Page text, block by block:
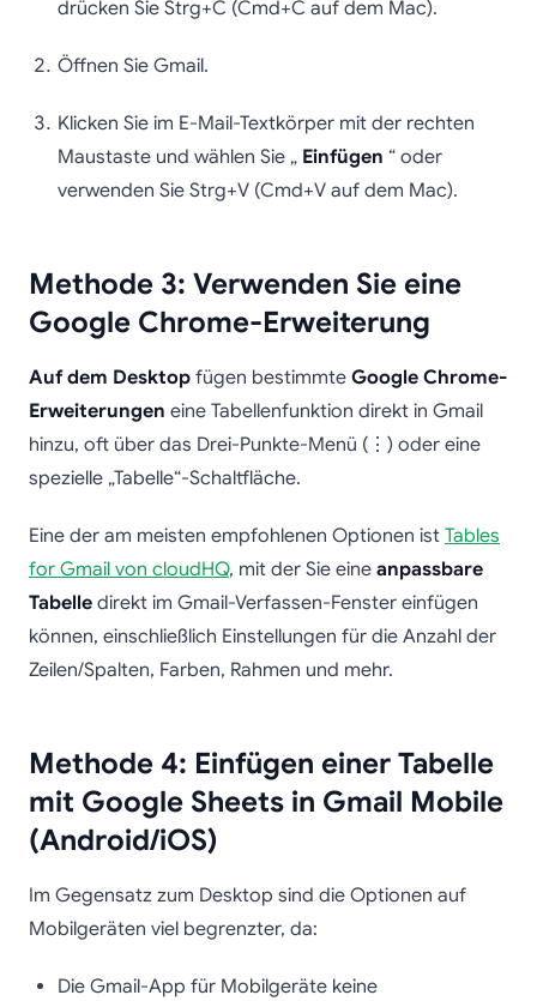
drücken Sie Strg+C (Cmd+C auf dem Mac).
Öffnen Sie Gmail.
Klicken Sie im E-Mail-Textkörper mit der rechten
Maustaste und wählen Sie „ Einfügen “ oder
verwenden Sie Strg+V (Cmd+V auf dem Mac).
Methode 3: Verwenden Sie eine
Google Chrome-Erweiterung
Auf dem Desktop fügen bestimmte Google Chrome-
Erweiterungen eine Tabellenfunktion direkt in Gmail
hinzu, oft über das Drei-Punkte-Menü (⋮) oder eine
spezielle „Tabelle“-Schaltfläche.
Eine der am meisten empfohlenen Optionen ist Tables
for Gmail von cloudHQ, mit der Sie eine anpassbare
Tabelle direkt im Gmail-Verfassen-Fenster einfügen
können, einschließlich Einstellungen für die Anzahl der
Zeilen/Spalten, Farben, Rahmen und mehr.
Methode 4: Einfügen einer Tabelle
mit Google Sheets in Gmail Mobile
(Android/iOS)
Im Gegensatz zum Desktop sind die Optionen auf
Mobilgeräten viel begrenzter, da:
Die Gmail-App für Mobilgeräte keine